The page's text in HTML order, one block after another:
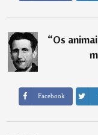
“Os
Facebook